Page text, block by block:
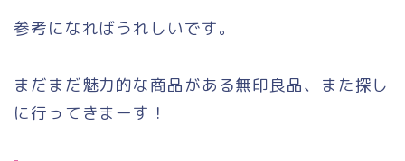
参考になればうれしいです。
まだまだ魅力的な商品がある無印良品、また探し
に行ってきまーす！